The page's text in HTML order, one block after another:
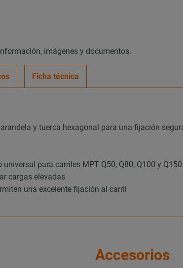
imágenes y documentos.
Ficha técnica
y tuerca hexagonal para una fijación
para carriles MPT Q50, Q80, Q100 y Q150
cargas elevadas
una excelente fijación al carril
Accesorios